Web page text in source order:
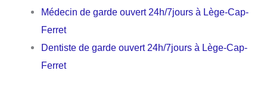
Médecin de garde ouvert 24h/7jours à Lège-Cap-
Ferret
Dentiste de garde ouvert 24h/7jours à Lège-Cap-
Ferret